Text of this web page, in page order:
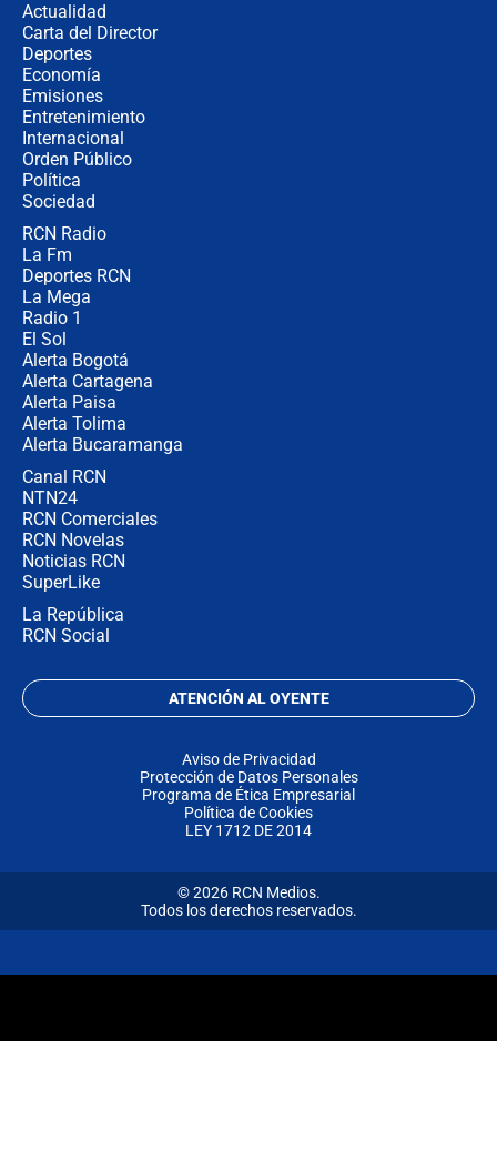
Actualidad
Carta del Director
Deportes
Economía
Emisiones
Entretenimiento
Internacional
Orden Público
Política
Sociedad
RCN Radio
La Fm
Deportes RCN
La Mega
Radio 1
El Sol
Alerta Bogotá
Alerta Cartagena
Alerta Paisa
Alerta Tolima
Alerta Bucaramanga
Canal RCN
NTN24
RCN Comerciales
RCN Novelas
Noticias RCN
SuperLike
La República
RCN Social
ATENCIÓN AL OYENTE
Aviso de Privacidad
Protección de Datos Personales
Programa de Ética Empresarial
Política de Cookies
LEY 1712 DE 2014
© 2026 RCN Medios.
Todos los derechos reservados.